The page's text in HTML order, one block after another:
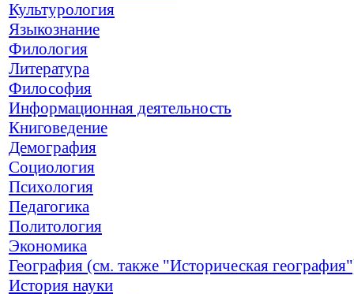
Культурология
Языкознание
Филология
Литература
Философия
Информационная деятельность
Книговедение
Демография
Социология
Психология
Педагогика
Политология
Экономика
География (см. также "Историческая
История науки